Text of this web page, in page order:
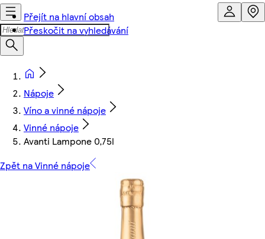
Přejít na hlavní obsah
Přeskočit na vyhledávání
Nápoje
Víno a vinné nápoje
Vinné nápoje
Avanti Lampone 0,75l
Zpět na Vinné nápoje